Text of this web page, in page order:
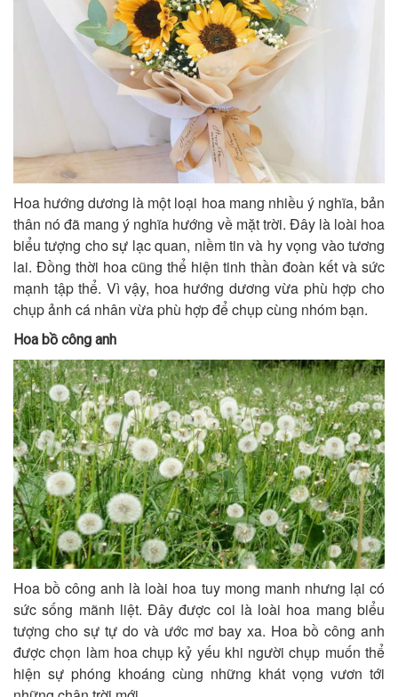
Hoa hướng dương là một loại hoa mang nhiều ý nghĩa, bản
thân nó đã mang ý nghĩa hướng về mặt trời. Đây là loài hoa
biểu tượng cho sự lạc quan, niềm tin và hy vọng vào tương
lai. Đồng thời hoa cũng thể hiện tinh thần đoàn kết và sức
mạnh tập thể. Vì vậy, hoa hướng dương vừa phù hợp cho
chụp ảnh cá nhân vừa phù hợp để chụp cùng nhóm bạn.
Hoa bồ công anh
Hoa bồ công anh là loài hoa tuy mong manh nhưng lại có
sức sống mãnh liệt. Đây được coi là loài hoa mang biểu
tượng cho sự tự do và ước mơ bay xa. Hoa bồ công anh
được chọn làm hoa chụp kỷ yếu khi người chụp muốn thể
hiện sự phóng khoáng cùng những khát vọng vươn tới